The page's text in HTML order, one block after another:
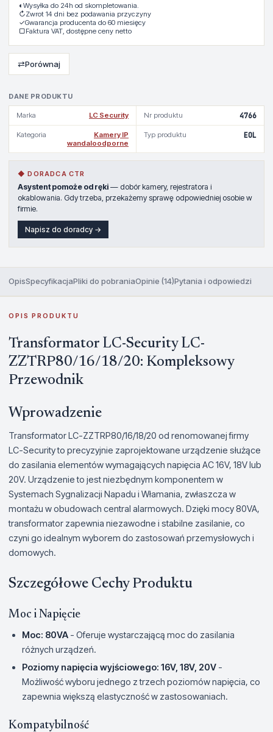
DANE PRODUKTU
Marka LC Security Nr produktu 4766
Kategoria
Kamery IP
wandaloodporne
Typ produktu EOL
◆ DORADCA CTR
Asystent pomoże od ręki — dobór kamery, rejestratora i
okablowania. Gdy trzeba, przekażemy sprawę odpowiedniej osobie w
firmie.
Napisz do doradcy →
◐ Wysyłka do 24h od skompletowania.
↻Zwrot 14 dni bez podawania przyczyny
✓Gwarancja producenta do 60 miesięcy
▢Faktura VAT, dostępne ceny netto
⇄Porównaj
OpisSpecyfikacjaPliki do pobraniaOpinie (14)Pytania i odpowiedzi
OPIS PRODUKTU
Transformator LC-Security LC-
ZZTRP80/16/18/20: Kompleksowy
Przewodnik
Wprowadzenie
Transformator LC-ZZTRP80/16/18/20 od renomowanej firmy
LC-Security to precyzyjnie zaprojektowane urządzenie służące
do zasilania elementów wymagających napięcia AC 16V, 18V lub
20V. Urządzenie to jest niezbędnym komponentem w
Systemach Sygnalizacji Napadu i Włamania, zwłaszcza w
montażu w obudowach central alarmowych. Dzięki mocy 80VA,
transformator zapewnia niezawodne i stabilne zasilanie, co
czyni go idealnym wyborem do zastosowań przemysłowych i
domowych.
Szczegółowe Cechy Produktu
Moc i Napięcie
Moc: 80VA - Oferuje wystarczającą moc do zasilania
różnych urządzeń.
Poziomy napięcia wyjściowego: 16V, 18V, 20V -
Możliwość wyboru jednego z trzech poziomów napięcia, co
zapewnia większą elastyczność w zastosowaniach.
Kompatybilność